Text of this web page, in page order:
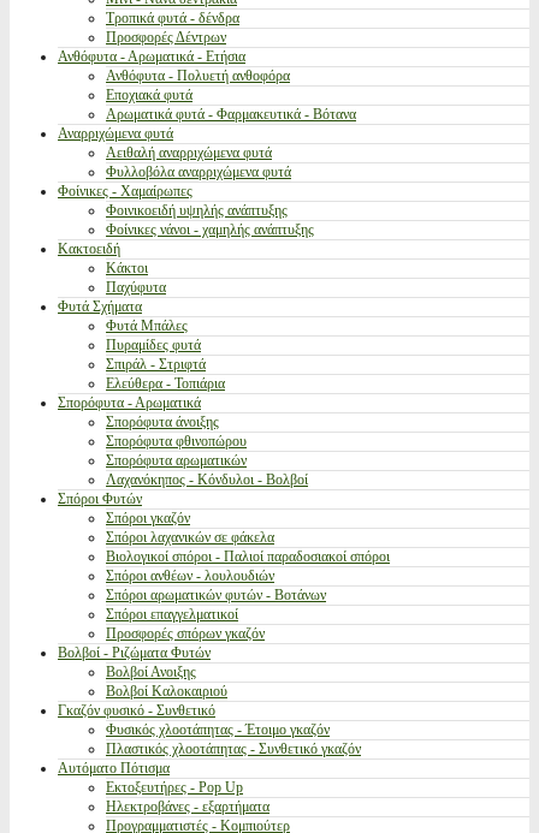
Τροπικά φυτά - δένδρα
Προσφορές Δέντρων
Ανθόφυτα - Αρωματικά - Ετήσια
Ανθόφυτα - Πολυετή ανθοφόρα
Εποχιακά φυτά
Αρωματικά φυτά - Φαρμακευτικά - Βότανα
Αναρριχώμενα φυτά
Αειθαλή αναρριχώμενα φυτά
Φυλλοβόλα αναρριχώμενα φυτά
Φοίνικες - Χαμαίρωπες
Φοινικοειδή υψηλής ανάπτυξης
Φοίνικες νάνοι - χαμηλής ανάπτυξης
Κακτοειδή
Κάκτοι
Παχύφυτα
Φυτά Σχήματα
Φυτά Μπάλες
Πυραμίδες φυτά
Σπιράλ - Στριφτά
Ελεύθερα - Τοπιάρια
Σπορόφυτα - Αρωματικά
Σπορόφυτα άνοιξης
Σπορόφυτα φθινοπώρου
Σπορόφυτα αρωματικών
Λαχανόκηπος - Κόνδυλοι - Βολβοί
Σπόροι Φυτών
Σπόροι γκαζόν
Σπόροι λαχανικών σε φάκελα
Βιολογικοί σπόροι - Παλιοί παραδοσιακοί σπόροι
Σπόροι ανθέων - λουλουδιών
Σπόροι αρωματικών φυτών - Βοτάνων
Σπόροι επαγγελματικοί
Προσφορές σπόρων γκαζόν
Βολβοί - Ριζώματα Φυτών
Βολβοί Ανοιξης
Βολβοί Καλοκαιριού
Γκαζόν φυσικό - Συνθετικό
Φυσικός χλοοτάπητας - Έτοιμο γκαζόν
Πλαστικός χλοοτάπητας - Συνθετικό γκαζόν
Αυτόματο Πότισμα
Εκτοξευτήρες - Pop Up
Ηλεκτροβάνες - εξαρτήματα
Προγραμματιστές - Κομπιούτερ